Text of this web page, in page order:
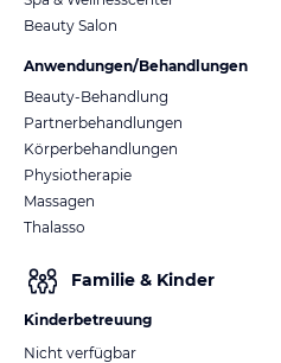
Beauty Salon
Anwendungen/Behandlungen
Beauty-Behandlung
Partnerbehandlungen
Körperbehandlungen
Physiotherapie
Massagen
Thalasso
Familie & Kinder
Kinderbetreuung
Nicht verfügbar